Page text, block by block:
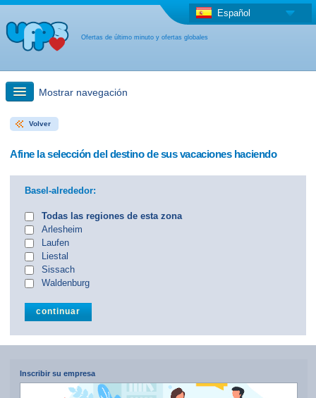
Ofertas de último minuto y ofertas globales
Español
Mostrar navegación
búsqueda rápida
otro país
Volver
Afine la selección del destino de sus vacaciones haciendo
Basel-alrededor:
Todas las regiones de esta zona
Arlesheim
Laufen
Liestal
Sissach
Waldenburg
Inscribir su empresa